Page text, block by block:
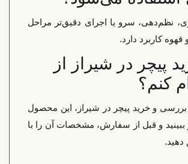
نظم‌دهی، سرو یا اجرای دقیق‌تر مراحل
کاربرد دارد.
پیچر در شیراز از
کنم؟
و خرید پیچر در شیراز، این محصول
و قبل از سفارش، مشخصات آن را با